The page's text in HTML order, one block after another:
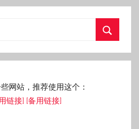
索
网站，推荐使用这个：
链接] [备用链接]